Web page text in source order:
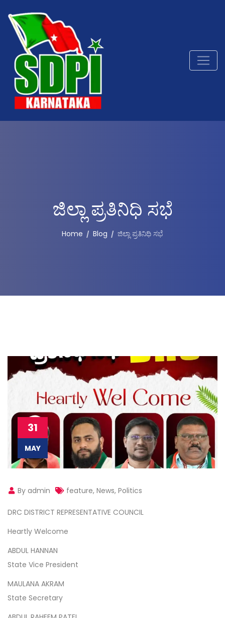
ಜಿಲ್ಲಾ ಪ್ರತಿನಿಧಿ ಸಭೆ
Home Blog ಜಿಲ್ಲಾ ಪ್ರತಿನಿಧಿ ಸಭೆ
31
MAY
By admin feature, News, Politics
DRC DISTRICT REPRESENTATIVE COUNCIL
Heartly Welcome
ABDUL HANNAN
State Vice President
MAULANA AKRAM
State Secretary